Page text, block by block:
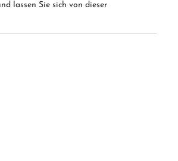
lassen Sie sich von dieser